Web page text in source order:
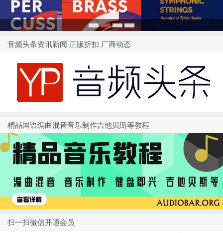
音频头条资讯新闻 正版折扣 厂商动态
精品国语编曲混音音乐制作吉他贝斯等教程
扫一扫微信开通会员